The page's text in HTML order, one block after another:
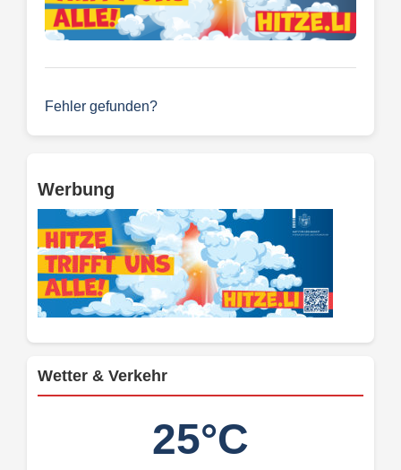
Fehler gefunden?
Werbung
Wetter & Verkehr
25°C